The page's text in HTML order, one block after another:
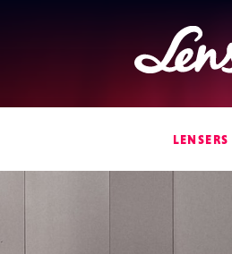
LENSERS